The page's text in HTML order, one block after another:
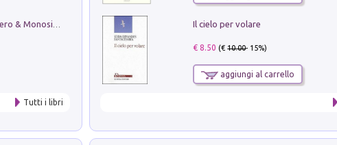
Tutti i libri
Il cielo per volare
€ 8.50 (€10.00- 15%)
aggiungi al carrello